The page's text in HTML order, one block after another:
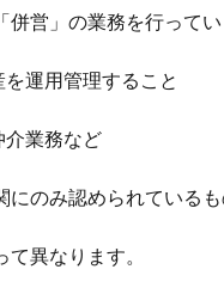
営」の業務を行ってい
運用管理すること
介業務など
のみ認められているも
異なります。